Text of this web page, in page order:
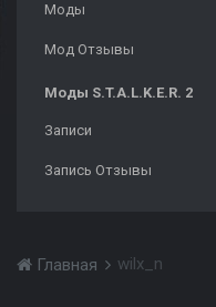
Моды
Мод Отзывы
Моды S.T.A.L.K.E.R. 2
Записи
Запись Отзывы
Главная wilx_n